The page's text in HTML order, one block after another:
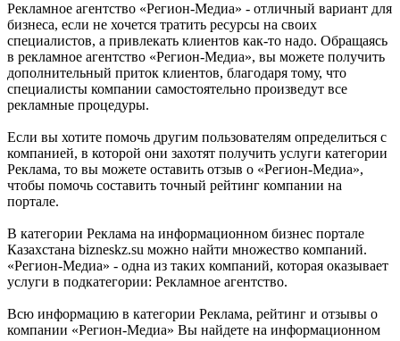
Рекламное агентство «Регион-Медиа» - отличный вариант для
бизнеса, если не хочется тратить ресурсы на своих
специалистов, а привлекать клиентов как-то надо. Обращаясь
в рекламное агентство «Регион-Медиа», вы можете получить
дополнительный приток клиентов, благодаря тому, что
специалисты компании самостоятельно произведут все
рекламные процедуры.
Если вы хотите помочь другим пользователям определиться с
компанией, в которой они захотят получить услуги категории
Реклама, то вы можете оставить отзыв о «Регион-Медиа»,
чтобы помочь составить точный рейтинг компании на
портале.
В категории Реклама на информационном бизнес портале
Казахстана bizneskz.su можно найти множество компаний.
«Регион-Медиа» - одна из таких компаний, которая оказывает
услуги в подкатегории: Рекламное агентство.
Всю информацию в категории Реклама, рейтинг и отзывы о
компании «Регион-Медиа» Вы найдете на информационном